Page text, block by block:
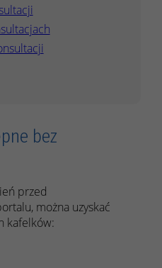
bez
przed
można uzyskać
kafelków: